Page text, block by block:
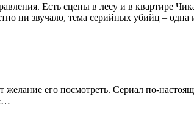
Есть сцены в лесу и в квартире
ни звучало, тема серийных убийц –
его посмотреть. Сериал по-